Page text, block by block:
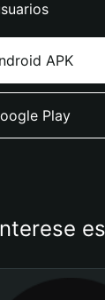
APK
Play